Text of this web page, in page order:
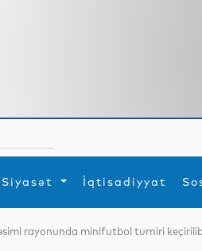
Siyasət İqtisadiyyat
rayonunda minifutbol turniri